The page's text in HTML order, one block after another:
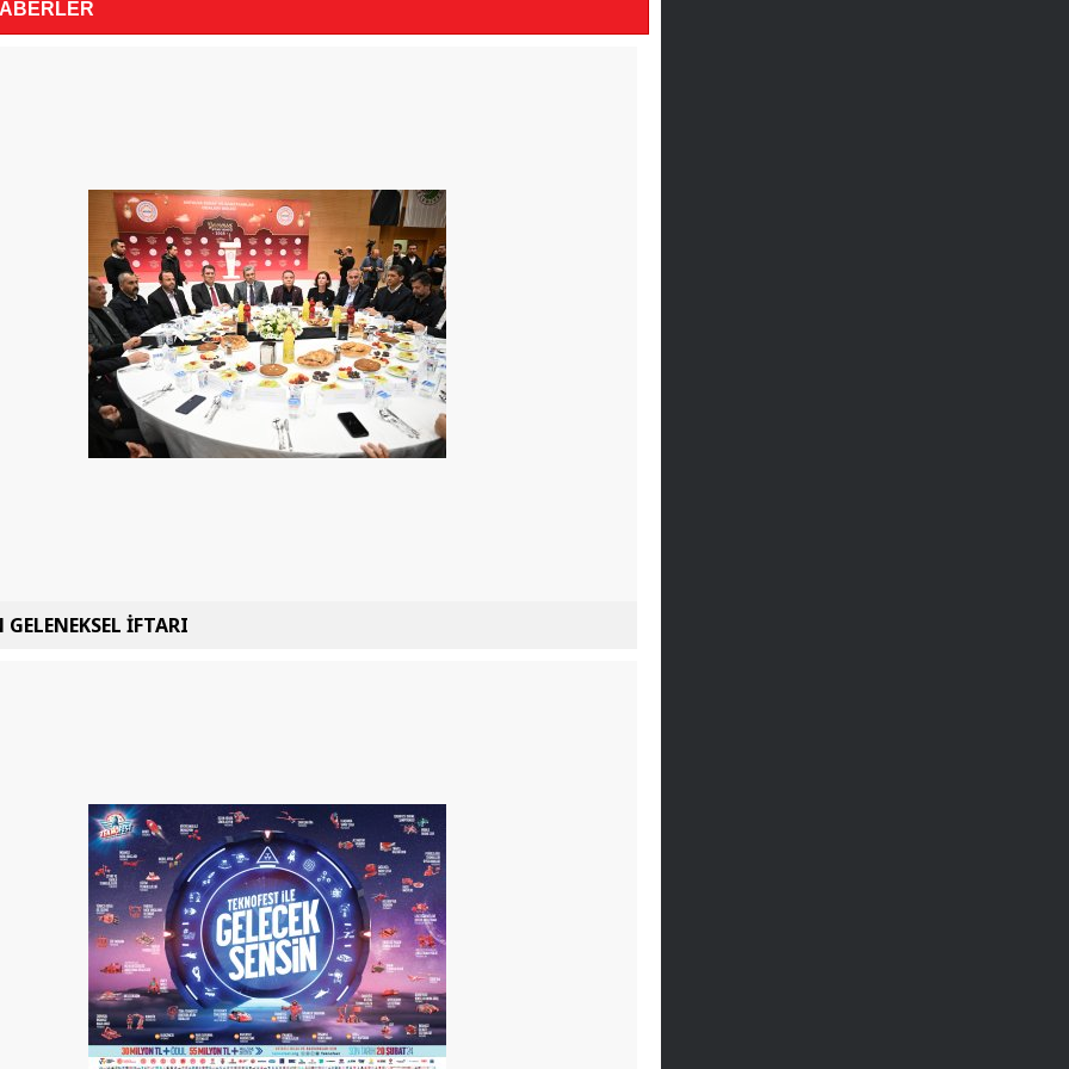
İFTARI